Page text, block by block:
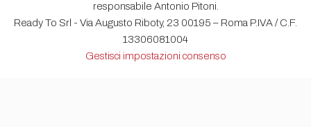
responsabile Antonio Pitoni.
Ready To Srl - Via Augusto Riboty, 23 00195 – Roma P.IVA / C.F.
13306081004
Gestisci impostazioni consenso